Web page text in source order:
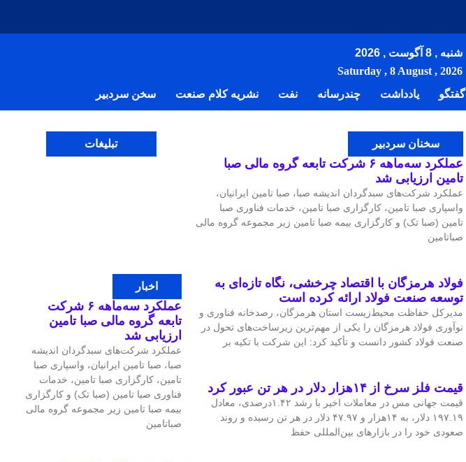
شنبه , 8 آگوست , 2026
Saturday , 8 August , 2026
گفتگو یادداشت چندرسانه نفت نشریه کلام صنعت سخن سردبیر
سخنان سردبیر
عملکرد سه‌ماهه ۶ شرکت‌ تابعه گروه مالی صبا
تامین ارزیابی شد
عملکرد شرکت‌های سبدگردان اندیشه صبا، صبا تامین ایرانیان،
واسپاری صبا تامین، کارگزاری صبا تامین، خدمات فناوری صبا
تامین (صبا تک) و کارگزاری بیمه صبا تامین زیر مجموعه گروه مالی
صباتامین
فولاد هرمزگان با اقتصاد چرخشی، نگاه تازه‌ای به
توسعه صنعت فولاد ارائه کرده است
مدیرکل حفاظت محیط‌زیست استان هرمزگان، رصدخانه فناوری و
نوآوری فولاد هرمزگان را یکی از مهم‌ترین زیرساخت‌های تحول در
صنعت فولاد کشور دانست و تأکید کرد: این شرکت با تکیه بر
قیمت فلز سرخ از ۱۴هزار دلار در هر تن عبور کرد
قیمت جهانی مس در معاملات اخیر با رشد ۱.۴۲درصدی، معادل
۱۹۷.۱۹ دلار، به ۱۴هزار و ۴۷.۹۷ دلار در هر تن رسیده و روند
صعودی خود را در بازارهای بین‌المللی حفظ
تبلیغات
اخبار
عملکرد سه‌ماهه ۶ شرکت‌
تابعه گروه مالی صبا تامین
ارزیابی شد
عملکرد شرکت‌های سبدگردان اندیشه
صبا، صبا تامین ایرانیان، واسپاری صبا
تامین، کارگزاری صبا تامین، خدمات
فناوری صبا تامین (صبا تک) و کارگزاری
بیمه صبا تامین زیر مجموعه گروه مالی
صباتامین